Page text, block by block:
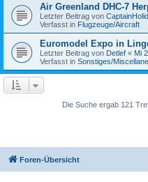
Air Greenland DHC-7
Letzter Beitrag von
Verfasst in Flugzeuge/Aircraft
Euromodel Expo in
Letzter Beitrag von Detlef « Mi
Verfasst in Sonstiges/
Die Suche ergab 121
Foren-Übersicht